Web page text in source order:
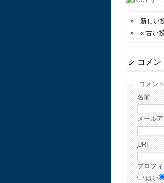
新しい
« 古い
コメン
コメン
名前
メール
URI
プロフ
はい